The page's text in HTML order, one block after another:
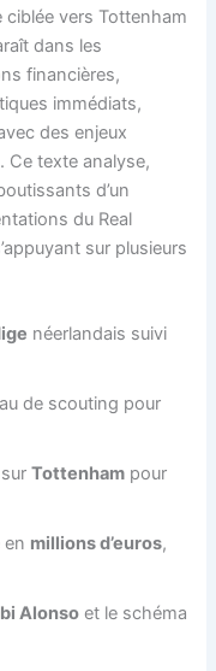
ciblée vers Tottenham
dans les
financières,
immédiats,
des enjeux
texte analyse,
d’un
du Real
sur plusieurs
néerlandais suivi
de scouting pour
surTottenham pour
en millions d’euros,
Alonso et le schéma